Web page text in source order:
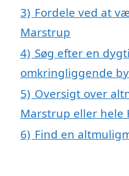
3) Fordele ved at
Marstrup
4) Søg efter en
omkringliggende
5) Oversigt over
Marstrup eller hele
6) Find en